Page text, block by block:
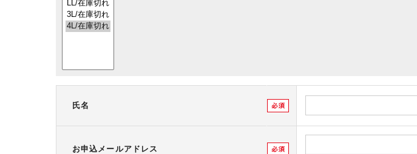
氏名
お申込メールアドレス